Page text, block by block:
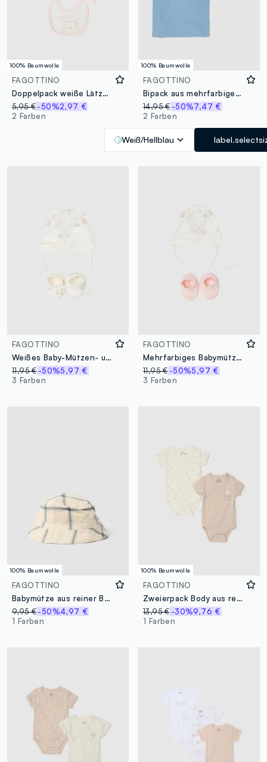
100% Baumwolle
FAGOTTINO
Doppelpack weiße Lätzchen aus reiner Baumwolle für Babys
5,95 €-50%2,97 €
2 Farben
100% Baumwolle
FAGOTTINO
Bipack aus mehrfarbigen Babydeckchen aus reiner Baumwolle
14,95 € -50%7,47 €
2 Farben
Weiß/Hellblau
FAGOTTINO
Weißes Baby-Mützen- und Schuhset aus reiner Baumwolle
11,95 €-50%5,97 €
3 Farben
FAGOTTINO
Mehrfarbiges Babymützen- und Schuhset aus reiner Baumwolle
11,95 € -50%5,97 €
3 Farben
100% Baumwolle
FAGOTTINO
Babymütze aus reiner Baumwolle mit multicolor Karomuster
9,95 €-50%4,97 €
1 Farben
100% Baumwolle
FAGOTTINO
Zweierpack Body aus reiner Baumwolle für Babys in Multicolor
13,95 € -30%9,76 €
1 Farben